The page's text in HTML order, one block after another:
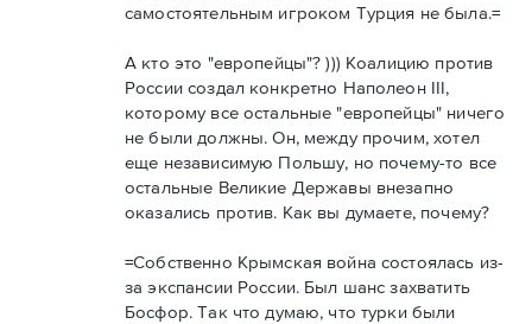
самостоятельным игроком Турция не была.=
А кто это "европейцы"? ))) Коалицию против
России создал конкретно Наполеон III,
которому все остальные "европейцы" ничего
не были должны. Он, между прочим, хотел
еще независимую Польшу, но почему-то все
остальные Великие Державы внезапно
оказались против. Как вы думаете, почему?
=Собственно Крымская война состоялась из-
за экспансии России. Был шанс захватить
Босфор. Так что думаю, что турки были